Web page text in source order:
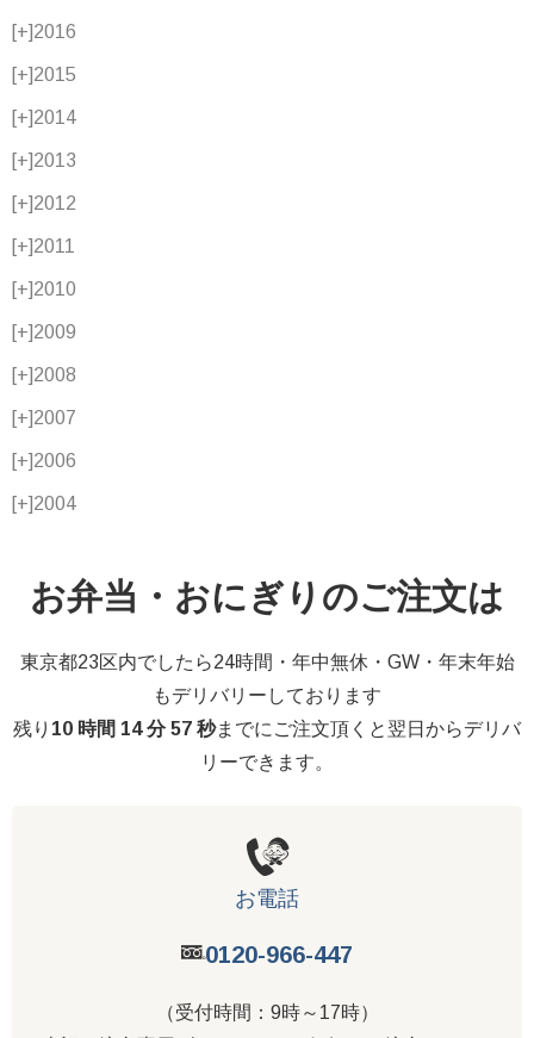
[+]2016
[+]2015
[+]2014
[+]2013
[+]2012
[+]2011
[+]2010
[+]2009
[+]2008
[+]2007
[+]2006
[+]2004
お弁当・おにぎりのご注文は
東京都23区内でしたら24時間・年中無休・GW・年末年始
もデリバリーしております
残り 10 時間 14 分 56 秒までにご注文頂くと翌日からデリバ
リーできます。
お電話
0120-966-447
（受付時間：9時～17時）